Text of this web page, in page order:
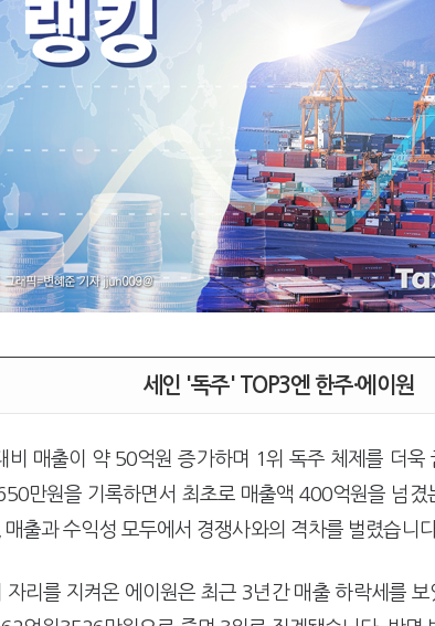
세인 '독주' TOP3엔 한주·에이원
비 매출이 약 50억원 증가하며 1위 독주 체제를 더욱
만원을 기록하면서 최초로 매출액 400억원을 넘겼
출과 수익성 모두에서 경쟁사와의 격차를 벌렸습니
자리를 지켜온 에이원은 최근 3년간 매출 하락세를